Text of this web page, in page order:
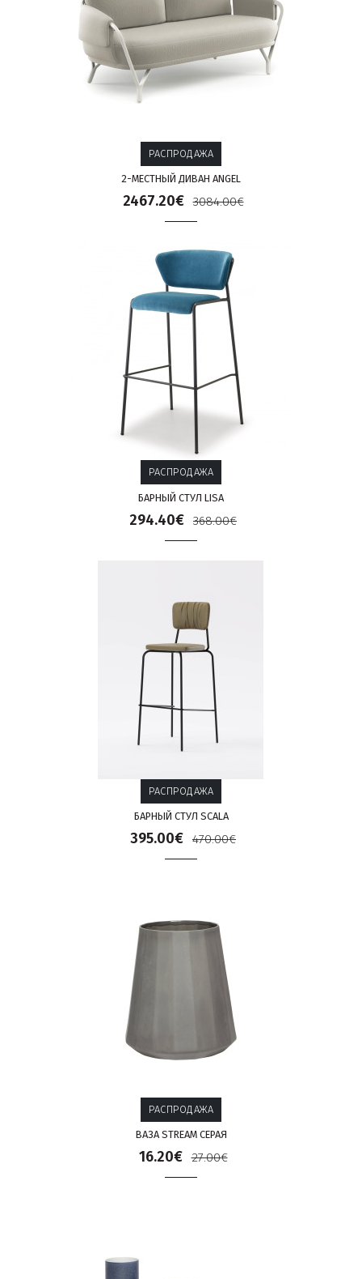
РАСПРОДАЖА
2-МЕСТНЫЙ ДИВАН ANGEL
2467.20€ 3084.00€
РАСПРОДАЖА
БАРНЫЙ СТУЛ LISA
294.40€ 368.00€
РАСПРОДАЖА
БАРНЫЙ СТУЛ SCALA
395.00€ 470.00€
РАСПРОДАЖА
ВАЗА STREAM СЕРАЯ
16.20€ 27.00€